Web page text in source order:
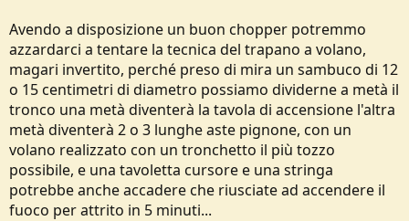
Avendo a disposizione un buon chopper potremmo
azzardarci a tentare la tecnica del trapano a volano,
magari invertito, perché preso di mira un sambuco di 12
o 15 centimetri di diametro possiamo dividerne a metà il
tronco una metà diventerà la tavola di accensione l'altra
metà diventerà 2 o 3 lunghe aste pignone, con un
volano realizzato con un tronchetto il più tozzo
possibile, e una tavoletta cursore e una stringa
potrebbe anche accadere che riusciate ad accendere il
fuoco per attrito in 5 minuti...